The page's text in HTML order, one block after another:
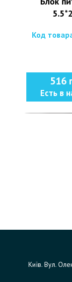
Код
516
Есть в
Київ. Вул.